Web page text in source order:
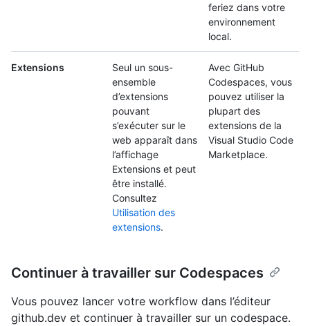
feriez dans votre
environnement
local.
Extensions
Seul un sous-
ensemble
d’extensions
pouvant
s’exécuter sur le
web apparaît dans
l’affichage
Extensions et peut
être installé.
Consultez
Utilisation des
extensions.
Avec GitHub
Codespaces, vous
pouvez utiliser la
plupart des
extensions de la
Visual Studio Code
Marketplace.
Continuer à travailler sur Codespaces
Vous pouvez lancer votre workflow dans l’éditeur
github.dev et continuer à travailler sur un codespace.